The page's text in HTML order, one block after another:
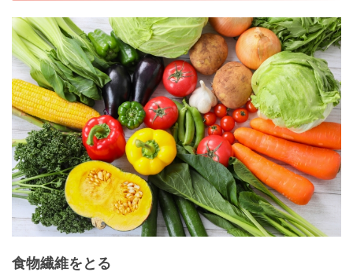
食物繊維をとる